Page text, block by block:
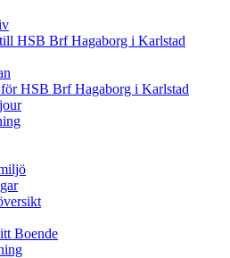
HSB Brf Hagaborg i Karlstad
för HSB Brf Hagaborg i Karlstad
Boende